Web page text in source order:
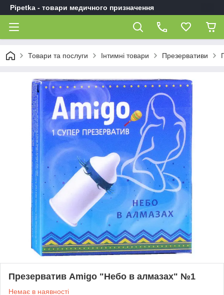
Pipetka - товари медичного призначення
Товари та послуги Інтимні товари Презервативи
Презерватив Amigo "Небо в алмазах" №1
Немає в наявності